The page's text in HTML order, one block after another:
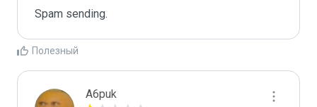
Spam sending.
Полезный
A6puk